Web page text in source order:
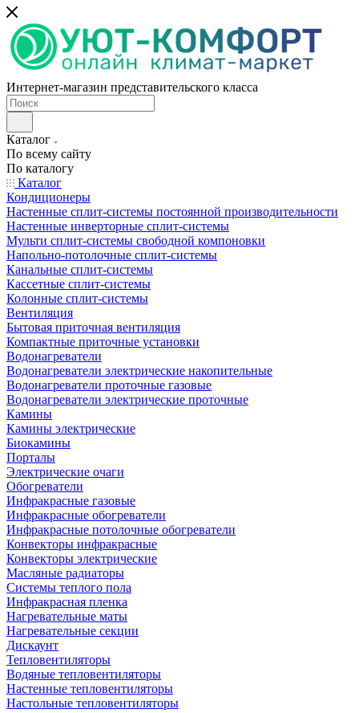
Интернет-магазин представительского класса
Каталог
По всему сайту
По каталогу
Каталог
Кондиционеры
Настенные сплит-системы постоянной производительности
Настенные инверторные сплит-системы
Мульти сплит-системы свободной компоновки
Напольно-потолочные сплит-системы
Канальные сплит-системы
Кассетные сплит-системы
Колонные сплит-системы
Вентиляция
Бытовая приточная вентиляция
Компактные приточные установки
Водонагреватели
Водонагреватели электрические накопительные
Водонагреватели проточные газовые
Водонагреватели электрические проточные
Камины
Камины электрические
Биокамины
Порталы
Электрические очаги
Обогреватели
Инфракрасные газовые
Инфракрасные обогреватели
Инфракрасные потолочные обогреватели
Конвекторы инфракрасные
Конвекторы электрические
Масляные радиаторы
Системы теплого пола
Инфракрасная пленка
Нагревательные маты
Нагревательные секции
Дискаунт
Тепловентиляторы
Водяные тепловентиляторы
Настенные тепловентиляторы
Настольные тепловентиляторы